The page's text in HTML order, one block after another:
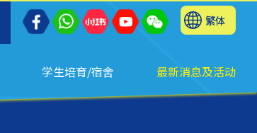
繁体
学生培育/宿舍 最新消息及活动